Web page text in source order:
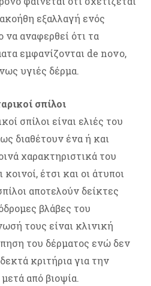
εξαλλαγή ενός
να αναφερθεί ότι τα
εμφανίζονται de novo,
υγιές δέρμα.
σπίλοι
σπίλοι είναι ελιές του
διαθέτουν ένα ή και
χαρακτηριστικά του
έτσι και οι άτυποι
αποτελούν δείκτες
βλάβες του
τους είναι κλινική
του δέρματος ενώ δεν
κριτήρια για την
από βιοψία.